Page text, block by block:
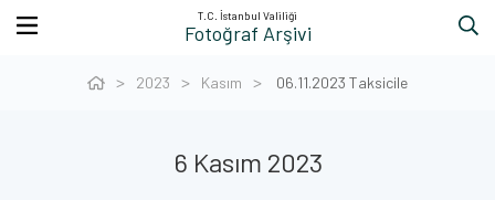
T.C. İstanbul Valiliği
Fotoğraf Arşivi
2023 Kasım 06.11.2023 Taksicile
6 Kasım 2023